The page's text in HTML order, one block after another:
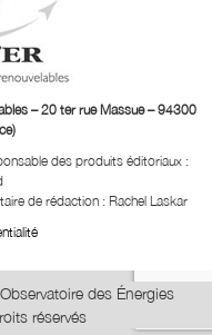
– 20 ter rue Massue – 94300
des produits éditoriaux :
de rédaction : Rachel Laskar
des Énergies
réservés